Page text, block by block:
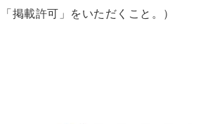
掲載許可」をいただくこと。）